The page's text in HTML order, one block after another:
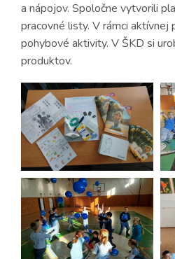
a nápojov. Spoločne vytvorili
pracovné listy. V rámci aktívnej
pohybové aktivity. V ŠKD si
produktov.